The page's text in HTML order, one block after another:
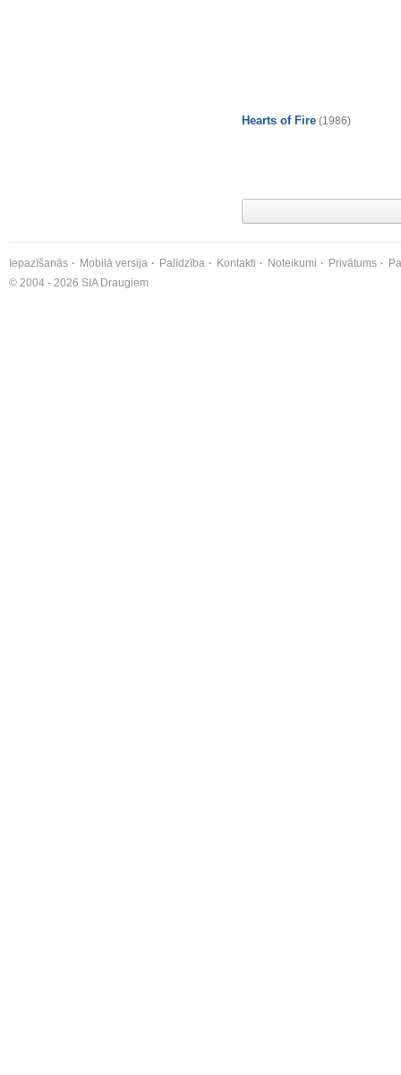
Hearts of Fire (1986)
Iepazīšanās Mobilā versija Palīdzība Kontakti Noteikumi Privātums
© 2004 - 2026 SIA Draugiem